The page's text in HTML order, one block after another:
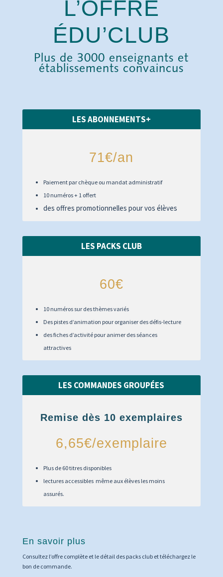
L’OFFRE
ÉDU’CLUB
Plus de 3000 enseignants et
établissements convaincus
LES ABONNEMENTS+
71€/an
Paiement par chèque ou mandat administratif
10 numéros + 1 offert
des offres promotionnelles pour vos élèves
LES PACKS CLUB
60€
10 numéros sur des thèmes variés
Des pistes d’animation pour organiser des défis-lecture
des fiches d’activité pour animer des séances
attractives
LES COMMANDES GROUPÉES
Remise dès 10 exemplaires
6,65€/exemplaire
Plus de 60 titres disponibles
lectures accessibles même aux élèves les moins
assurés.
En savoir plus
Consultez l’offre complète et le détail des packs club et téléchargez le
bon de commande.